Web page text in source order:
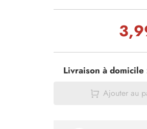
Livraison à domicile
Ajouter au